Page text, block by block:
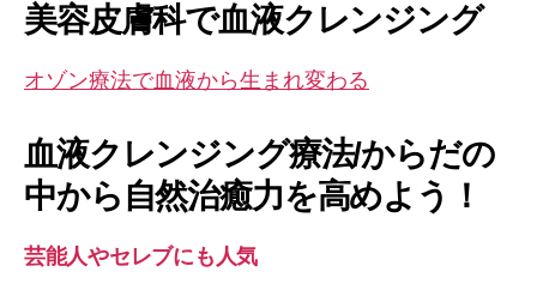
美容皮膚科で血液クレンジング
オゾン療法で血液から生まれ変わる
血液クレンジング療法/からだの
中から自然治癒力を高めよう！
芸能人やセレブにも人気